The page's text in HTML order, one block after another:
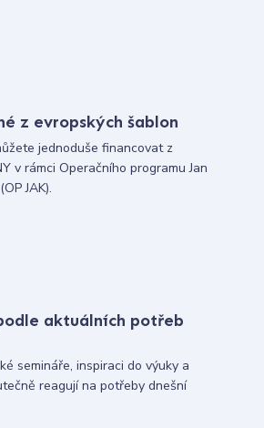
z evropských šablon
jednoduše financovat z
v rámci Operačního programu Jan
JAK).
aktuálních potřeb
semináře, inspiraci do výuky a
reagují na potřeby dnešní